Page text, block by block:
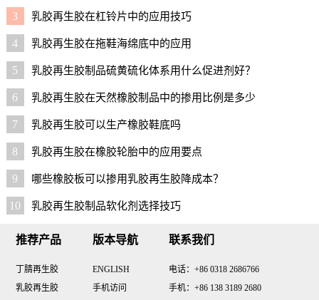
3 乳胶再生胶在杠铃片中的应用技巧
4 乳胶再生胶在拖鞋海绵底中的应用
5 乳胶再生胶制品硫黄硫化体系用什么促进剂好？
6 乳胶再生胶在天然橡胶制品中的掺用比例是多少
7 乳胶再生胶可以生产橡胶鞋底吗
8 乳胶再生胶在橡胶轮胎中的应用要点
9 哪些橡胶板可以掺用乳胶再生胶降成本？
10 乳胶再生胶制品软化剂选择技巧
推荐产品
丁腈再生胶
乳胶再生胶
版本导航
ENGLISH
手机访问
联系我们
电话：+86 0318 2686766
手机：+86 138 3189 2680